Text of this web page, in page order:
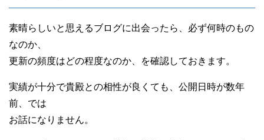
素晴らしいと思えるブログに出会ったら、必ず何時のもの
なのか、
更新の頻度はどの程度なのか、を確認しておきます。
実績が十分で貴殿との相性が良くても、公開日時が数年
前、では
お話になりません。